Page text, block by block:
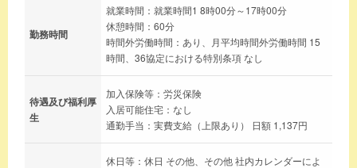
勤務時間
就業時間：就業時間1 8時00分～17時00分
休憩時間：60分
時間外労働時間：あり、月平均時間外労働時間 15
時間、36協定における特別条項 なし
待遇及び福利厚
生
加入保険等：労災保険
入居可能住宅：なし
通勤手当：実費支給（上限あり） 日額 1,137円
休日等：休日 その他、その他 社内カレンダーによ